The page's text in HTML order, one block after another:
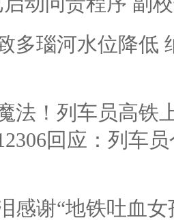
多瑙河水位降低
法！列车员高铁
回应：列车
感谢“地铁吐血